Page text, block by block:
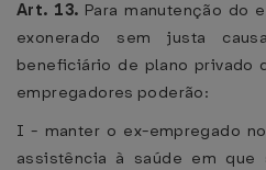
Art. 13. Para manutenção do
exonerado sem justa
beneficiário de plano privado
empregadores poderão:
I - manter o ex-empregado
assistência à saúde em que